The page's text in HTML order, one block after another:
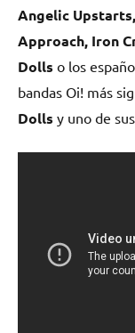
Angelic
Approach, Iron
Dolls o los
bandas Oi! más
Dolls y uno de